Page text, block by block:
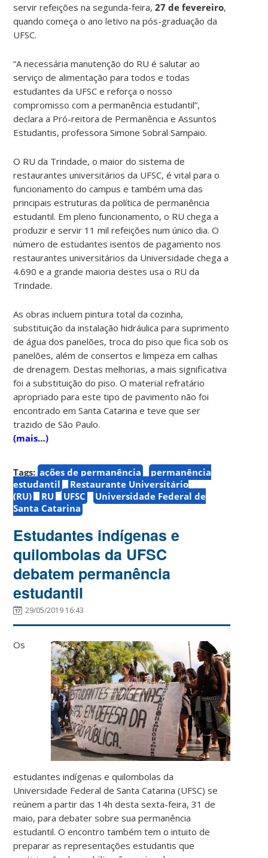
servir refeições na segunda-feira,27 de fevereiro,
quando começa o ano letivo na pós-graduação da
UFSC.
“A necessária manutenção do RU é salutar ao
serviço de alimentação para todos e todas
estudantes da UFSC e reforça o nosso
compromisso com a permanência estudantil”,
declara a Pró-reitora de Permanência e Assuntos
Estudantis, professora Simone Sobral Sampaio.
O RU da Trindade, o maior do sistema de
restaurantes universitários da UFSC, é vital para o
funcionamento do campus e também uma das
principais estruturas da política de permanência
estudantil. Em pleno funcionamento, o RU chega a
produzir e servir 11 mil refeições num único dia. O
número de estudantes isentos de pagamento nos
restaurantes universitários da Universidade chega a
4.690 e a grande maioria destes usa o RU da
Trindade.
As obras incluem pintura total da cozinha,
substituição da instalação hidráulica para suprimento
de água dos panelões, troca do piso que fica sob os
panelões, além de consertos e limpeza em calhas
de drenagem. Destas melhorias, a mais significativa
foi a substituição do piso. O material refratário
apropriado para este tipo de pavimento não foi
encontrado em Santa Catarina e teve que ser
trazido de São Paulo.
(mais…)
Tags: ações de permanência
permanência
estudantil
Restaurante Universitário
(RU)
RU UFSC
Universidade Federal de
Santa Catarina
Estudantes indígenas e
quilombolas da UFSC
debatem permanência
estudantil
29/05/2019 16:43
Os
estudantes indígenas e quilombolas da
Universidade Federal de Santa Catarina (UFSC) se
reúnem a partir das 14h desta sexta-feira, 31 de
maio, para debater sobre sua permanência
estudantil. O encontro também tem o intuito de
preparar as representações estudantis que